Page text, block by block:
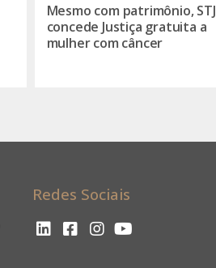
Mesmo com patrimônio, STJ
concede Justiça gratuita a
mulher com câncer
Redes Sociais